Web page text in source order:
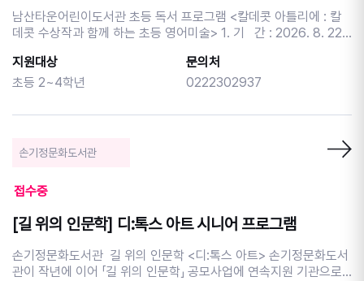
남산타운어린이도서관 초등 독서 프로그램 <칼데콧 아틀리에 : 칼
데콧 수상작과 함께 하는 초등 영어미술> 1. 기 간 : 2026. 8. 22.
10:30~12:00 3. 장 소 : 남산타운어린이도서관 3층 달님실 4. 대
상 : 초등 2~4학년 12명 5. 내 용 : 영어그림책 스토리텔링과 다
립도서관 홈페이지 선착순 신청 (중구민 우선 접수) ※보호
주세요. ※ 중구민 우선 접수 받습니다. ※ 프로그램은 자녀분 회원 아
이디로 신청 부탁드립니다. ※ 자녀분 회원 아이디가 없을 경우 프로
프로그램 참여 시 홍보에 활용될 사진 촬영에 동의하는 것으로 간주
수 있습니다. ※ 문의 02-2230-2941
지원대상
초등 2~4학년
문의처
0222302937
손기정문화도서관
접수중
[길 위의 인문학] 디:톡스 아트 시니어 프로그램
손기정문화도서관 길 위의 인문학 <디:톡스 아트> 손기정문화도서
관이 작년에 이어 「길 위의 인문학」 공모사업에 연속지원 기관으로